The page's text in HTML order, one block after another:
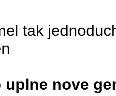
tak
uplne nove